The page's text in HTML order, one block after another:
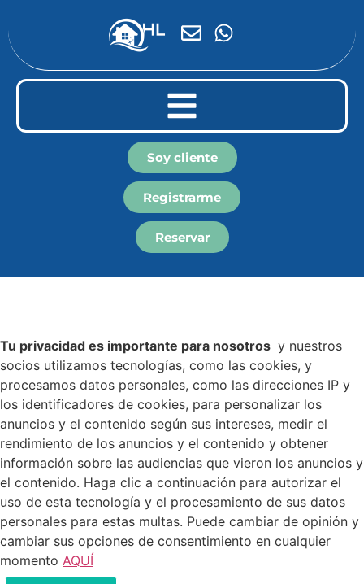
Soy cliente
Registrarme
Reservar
Tu privacidad es importante para nosotros y nuestros
socios utilizamos tecnologías, como las cookies, y
procesamos datos personales, como las direcciones IP y
los identificadores de cookies, para personalizar los
anuncios y el contenido según sus intereses, medir el
rendimiento de los anuncios y el contenido y obtener
información sobre las audiencias que vieron los anuncios y
el contenido. Haga clic a continuación para autorizar el
uso de esta tecnología y el procesamiento de sus datos
personales para estas multas. Puede cambiar de opinión y
cambiar sus opciones de consentimiento en cualquier
momento AQUÍ